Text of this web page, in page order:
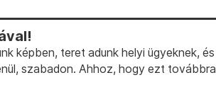
képben, teret adunk helyi ügyeknek, és
szabadon. Ahhoz, hogy ezt továbbra